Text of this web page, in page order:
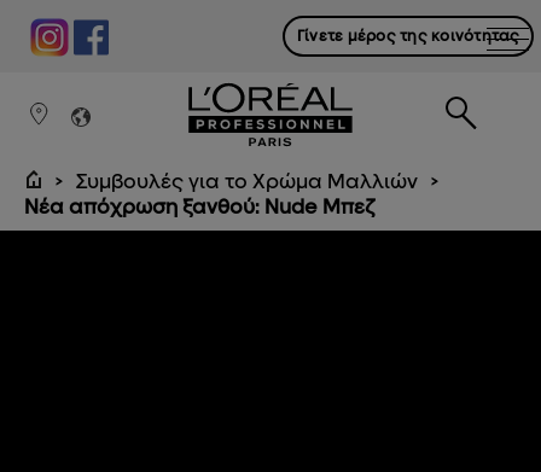
Γίνετε μέρος της κοινότητας
Συμβουλές για το Χρώμα Μαλλιών
Νέα απόχρωση ξανθού: Nude Μπεζ